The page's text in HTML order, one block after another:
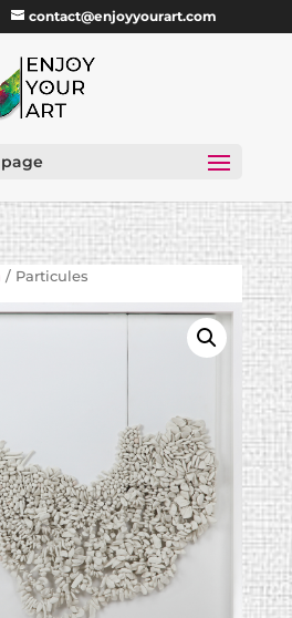
contact@enjoyyourart.com
/ Particules